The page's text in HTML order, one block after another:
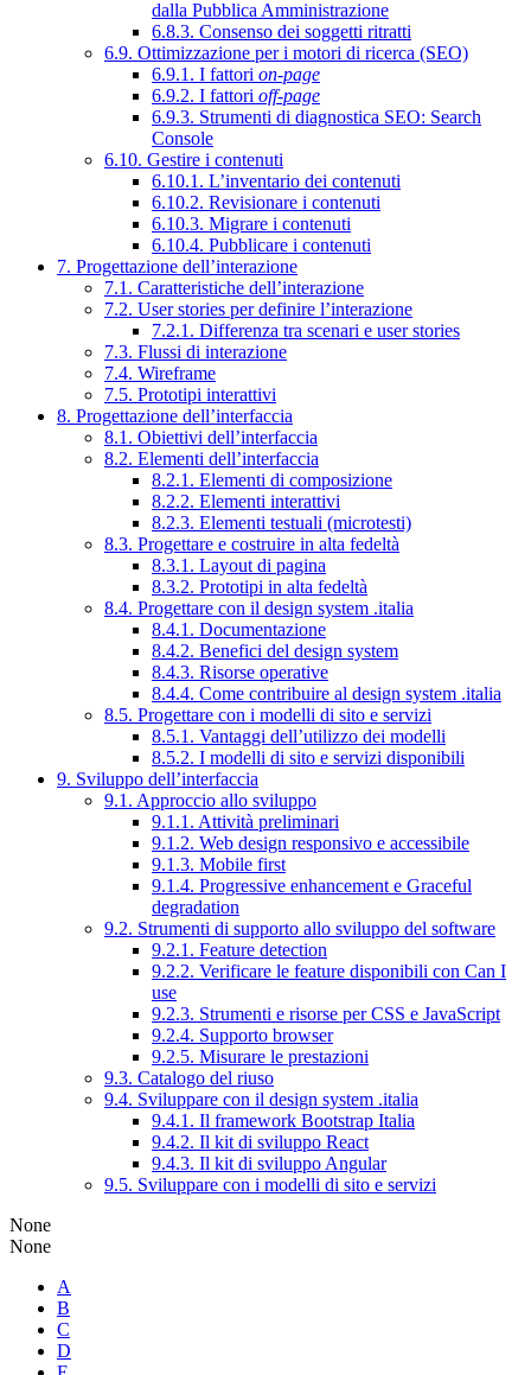
dalla Pubblica Amministrazione
6.8.3. Consenso dei soggetti ritratti
6.9. Ottimizzazione per i motori di ricerca (SEO)
6.9.1. I fattori on-page
6.9.2. I fattori off-page
6.9.3. Strumenti di diagnostica SEO: Search
Console
6.10. Gestire i contenuti
6.10.1. L’inventario dei contenuti
6.10.2. Revisionare i contenuti
6.10.3. Migrare i contenuti
6.10.4. Pubblicare i contenuti
7. Progettazione dell’interazione
7.1. Caratteristiche dell’interazione
7.2. User stories per definire l’interazione
7.2.1. Differenza tra scenari e user stories
7.3. Flussi di interazione
7.4. Wireframe
7.5. Prototipi interattivi
8. Progettazione dell’interfaccia
8.1. Obiettivi dell’interfaccia
8.2. Elementi dell’interfaccia
8.2.1. Elementi di composizione
8.2.2. Elementi interattivi
8.2.3. Elementi testuali (microtesti)
8.3. Progettare e costruire in alta fedeltà
8.3.1. Layout di pagina
8.3.2. Prototipi in alta fedeltà
8.4. Progettare con il design system .italia
8.4.1. Documentazione
8.4.2. Benefici del design system
8.4.3. Risorse operative
8.4.4. Come contribuire al design system .italia
8.5. Progettare con i modelli di sito e servizi
8.5.1. Vantaggi dell’utilizzo dei modelli
8.5.2. I modelli di sito e servizi disponibili
9. Sviluppo dell’interfaccia
9.1. Approccio allo sviluppo
9.1.1. Attività preliminari
9.1.2. Web design responsivo e accessibile
9.1.3. Mobile first
9.1.4. Progressive enhancement e Graceful
degradation
9.2. Strumenti di supporto allo sviluppo del software
9.2.1. Feature detection
9.2.2. Verificare le feature disponibili con Can I
use
9.2.3. Strumenti e risorse per CSS e JavaScript
9.2.4. Supporto browser
9.2.5. Misurare le prestazioni
9.3. Catalogo del riuso
9.4. Sviluppare con il design system .italia
9.4.1. Il framework Bootstrap Italia
9.4.2. Il kit di sviluppo React
9.4.3. Il kit di sviluppo Angular
9.5. Sviluppare con i modelli di sito e servizi
None
None
A
B
C
D